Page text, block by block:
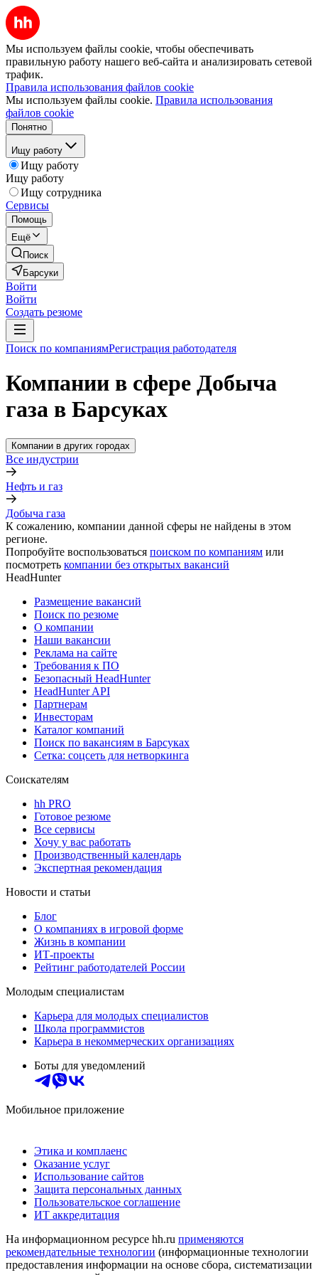
Мы используем файлы cookie, чтобы обеспечивать
правильную работу нашего веб-сайта и анализировать сетевой
трафик.
Правила использования файлов cookie
Мы используем файлы cookie. Правила использования
файлов cookie
Понятно
Ищу работу
Ищу работу
Ищу работу
Ищу сотрудника
Сервисы
Помощь
Ещё
Поиск
Барсуки
Войти
Войти
Создать резюме
Поиск по компаниямРегистрация работодателя
Компании в сфере Добыча
газа в Барсуках
Компании в других городах
Все индустрии
Нефть и газ
Добыча газа
К сожалению, компании данной сферы не найдены в этом
регионе.
Попробуйте воспользоваться поиском по компаниям или
посмотреть компании без открытых вакансий
HeadHunter
Размещение вакансий
Поиск по резюме
О компании
Наши вакансии
Реклама на сайте
Требования к ПО
Безопасный HeadHunter
HeadHunter API
Партнерам
Инвесторам
Каталог компаний
Поиск по вакансиям в Барсуках
Сетка: соцсеть для нетворкинга
Соискателям
hh PRO
Готовое резюме
Все сервисы
Хочу у вас работать
Производственный календарь
Экспертная рекомендация
Новости и статьи
Блог
О компаниях в игровой форме
Жизнь в компании
ИТ-проекты
Рейтинг работодателей России
Молодым специалистам
Карьера для молодых специалистов
Школа программистов
Карьера в некоммерческих организациях
Боты для уведомлений
Мобильное приложение
Этика и комплаенс
Оказание услуг
Использование сайтов
Защита персональных данных
Пользовательское соглашение
ИТ аккредитация
На информационном ресурсе hh.ru применяются
рекомендательные технологии (информационные технологии
предоставления информации на основе сбора, систематизации